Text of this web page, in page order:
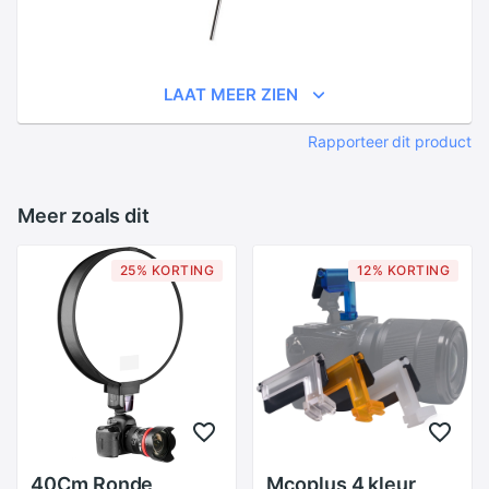
LAAT MEER ZIEN
Rapporteer dit product
Meer zoals dit
25% KORTING
40Cm Ronde
12% KORTING
Mcoplus 4 kleur